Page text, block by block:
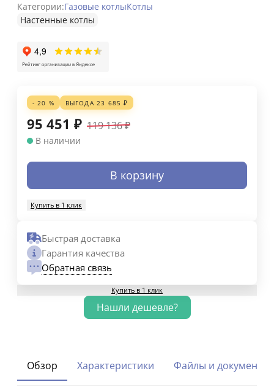
Категории:Газовые котлыКотлы
Настенные котлы
- 20 % ВЫГОДА 23 685 ₽
95 451 ₽ 119 136₽
В наличии
В корзину
Купить в 1 клик
Быстрая доставка
Гарантия качества
Обратная связь
Купить в 1 клик
Обзор Характеристики Файлы и документы